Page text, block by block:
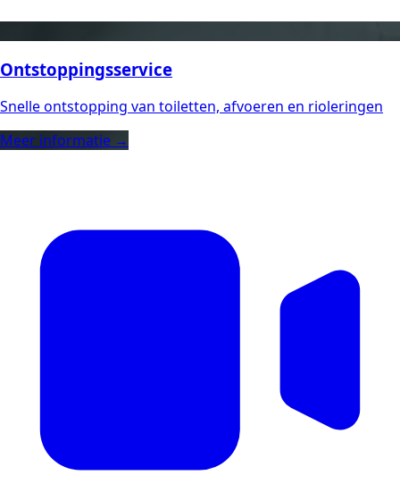
Ontstoppingsservice
Snelle ontstopping van toiletten, afvoeren en rioleringen
Meer informatie →